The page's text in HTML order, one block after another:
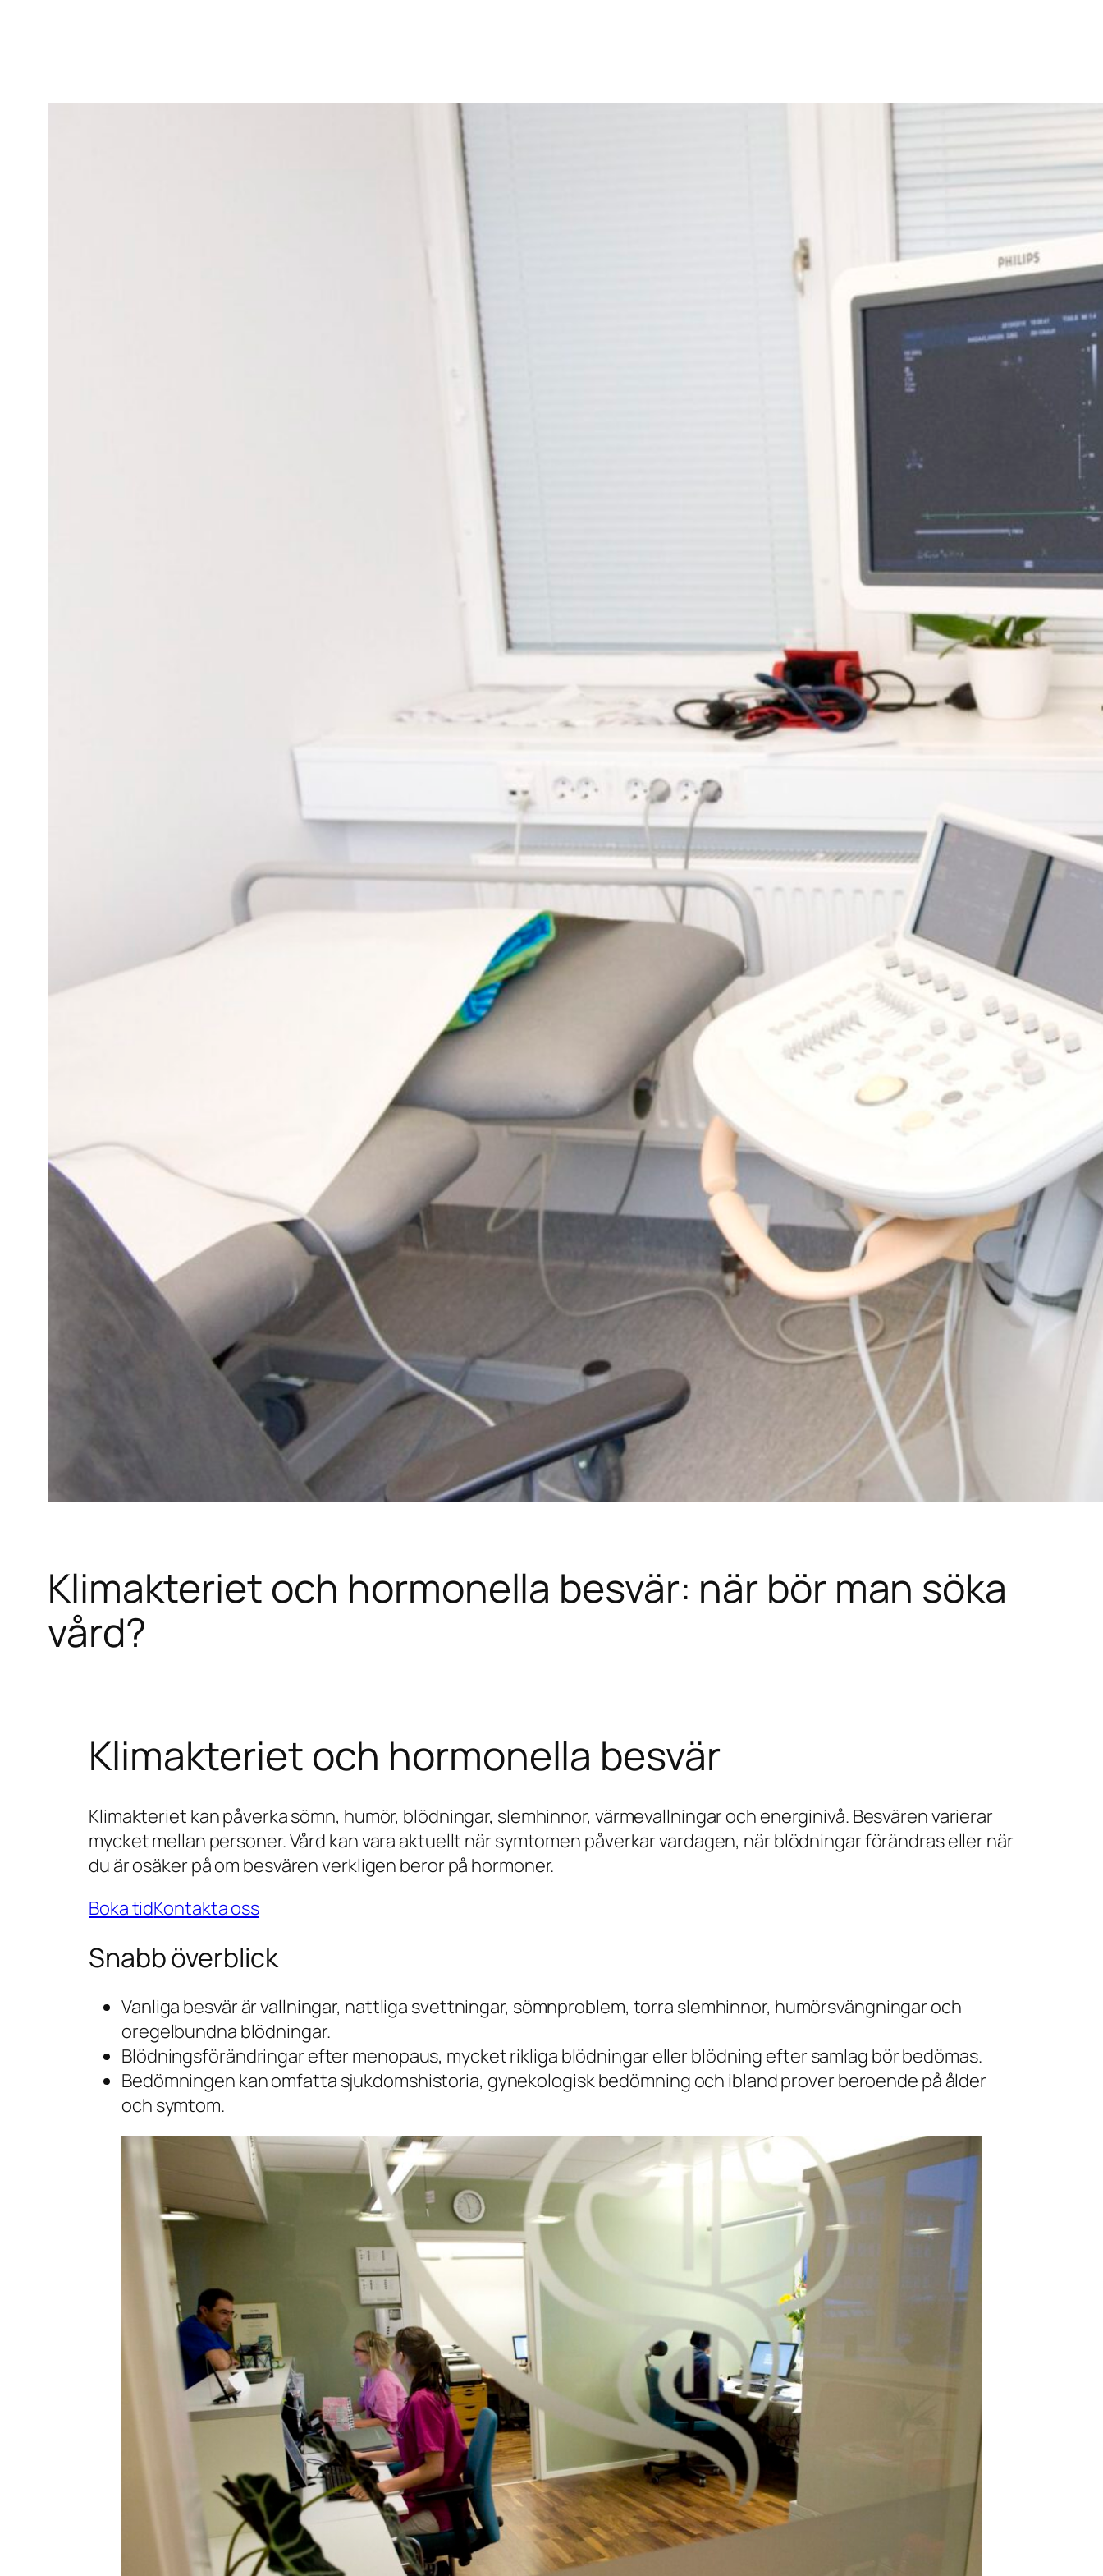
Klimakteriet och hormonella besvär: när bör man söka
vård?
Klimakteriet och hormonella besvär
Klimakteriet kan påverka sömn, humör, blödningar, slemhinnor, värmevallningar och energinivå. Besvären varierar
mycket mellan personer. Vård kan vara aktuellt när symtomen påverkar vardagen, när blödningar förändras eller när
du är osäker på om besvären verkligen beror på hormoner.
Boka tidKontakta oss
Snabb överblick
Vanliga besvär är vallningar, nattliga svettningar, sömnproblem, torra slemhinnor, humörsvängningar och
oregelbundna blödningar.
Blödningsförändringar efter menopaus, mycket rikliga blödningar eller blödning efter samlag bör bedömas.
Bedömningen kan omfatta sjukdomshistoria, gynekologisk bedömning och ibland prover beroende på ålder
och symtom.